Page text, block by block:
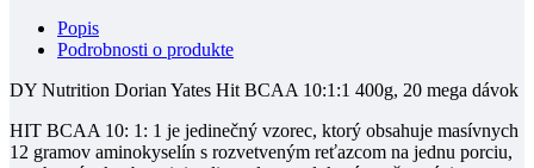
Popis
Podrobnosti o produkte
DY Nutrition Dorian Yates Hit BCAA 10:1:1 400g, 20 mega dávok
HIT BCAA 10: 1: 1 je jedinečný vzorec, ktorý obsahuje masívnych
12 gramov aminokyselín s rozvetveným reťazcom na jednu porciu,